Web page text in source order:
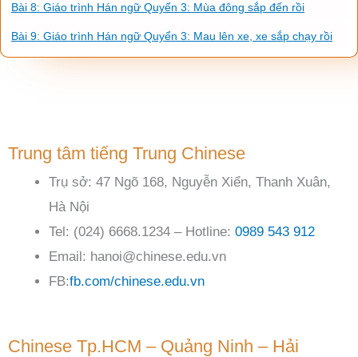
Bài 8: Giáo trình Hán ngữ Quyển 3: Mùa đông sắp đến rồi
Bài 9: Giáo trình Hán ngữ Quyển 3: Mau lên xe, xe sắp chạy rồi
Trung tâm tiếng Trung Chinese
Trụ sở: 47 Ngõ 168, Nguyễn Xiển, Thanh Xuân,
Hà Nội
Tel: (024) 6668.1234 – Hotline: 0989 543 912
Email: hanoi@chinese.edu.vn
FB:fb.com/chinese.edu.vn
Chinese Tp.HCM – Quảng Ninh – Hải